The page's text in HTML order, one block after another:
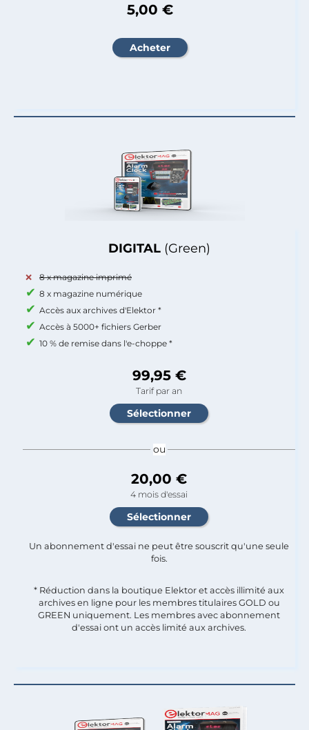
DIGITAL (Green)
8 x magazine imprimé
8 x magazine numérique
Accès aux archives d'Elektor *
Accès à 5000+ fichiers Gerber
10 % de remise dans l'e-choppe *
99,95 €
Tarif par an
ou
20,00 €
4 mois d'essai
Un abonnement d'essai ne peut être souscrit qu'une seule
fois.​
* Réduction dans la boutique Elektor et accès illimité aux
archives en ligne pour les membres titulaires GOLD ou
GREEN uniquement. Les membres avec abonnement
d'essai ont un accès limité aux archives.
5,00 €